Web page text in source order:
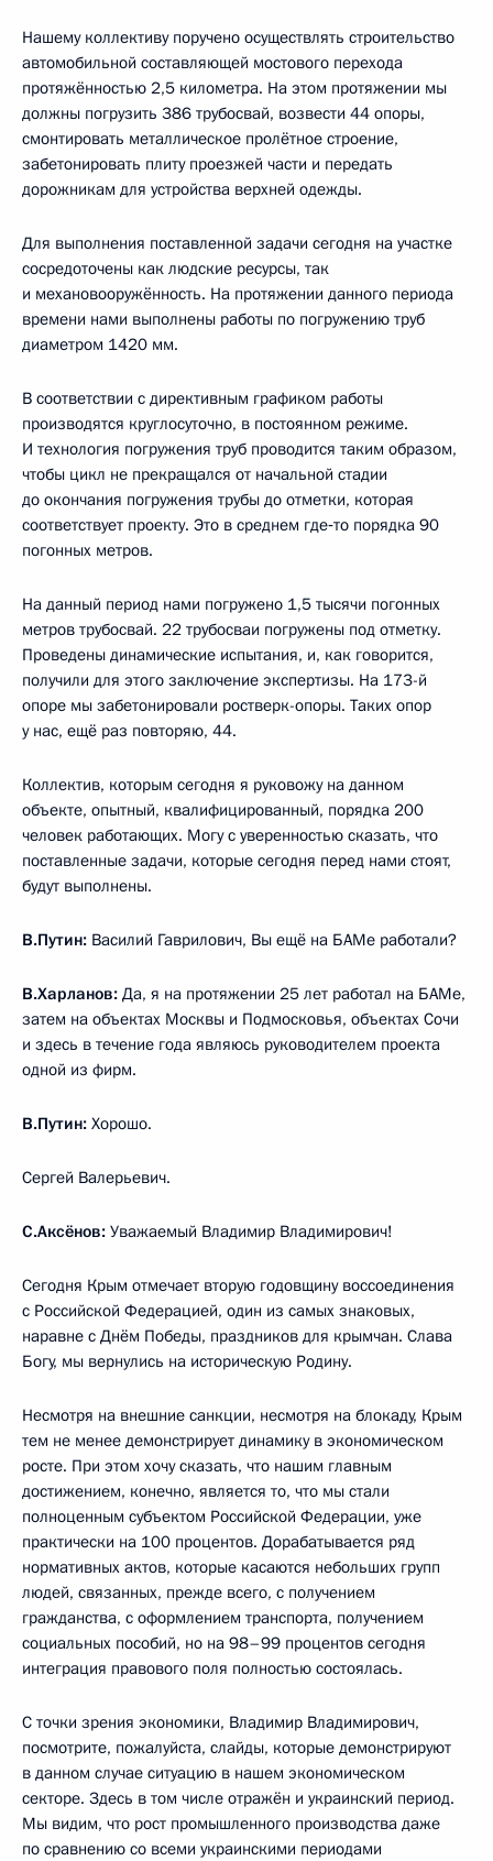
Нашему коллективу поручено осуществлять строительство
автомобильной составляющей мостового перехода
протяжённостью 2,5 километра. На этом протяжении мы
должны погрузить 386 трубосвай, возвести 44 опоры,
смонтировать металлическое пролётное строение,
забетонировать плиту проезжей части и передать
дорожникам для устройства верхней одежды.
Для выполнения поставленной задачи сегодня на участке
сосредоточены как людские ресурсы, так
и механовооружённость. На протяжении данного периода
времени нами выполнены работы по погружению труб
диаметром 1420 мм.
В соответствии с директивным графиком работы
производятся круглосуточно, в постоянном режиме.
И технология погружения труб проводится таким образом,
чтобы цикл не прекращался от начальной стадии
до окончания погружения трубы до отметки, которая
соответствует проекту. Это в среднем где‑то порядка 90
погонных метров.
На данный период нами погружено 1,5 тысячи погонных
метров трубосвай. 22 трубосваи погружены под отметку.
Проведены динамические испытания, и, как говорится,
получили для этого заключение экспертизы. На 173-й
опоре мы забетонировали ростверк-опоры. Таких опор
у нас, ещё раз повторяю, 44.
Коллектив, которым сегодня я руковожу на данном
объекте, опытный, квалифицированный, порядка 200
человек работающих. Могу с уверенностью сказать, что
поставленные задачи, которые сегодня перед нами стоят,
будут выполнены.
В.Путин: Василий Гаврилович, Вы ещё на БАМе работали?
В.Харланов: Да, я на протяжении 25 лет работал на БАМе,
затем на объектах Москвы и Подмосковья, объектах Сочи
и здесь в течение года являюсь руководителем проекта
одной из фирм.
В.Путин: Хорошо.
Сергей Валерьевич.
С.Аксёнов: Уважаемый Владимир Владимирович!
Сегодня Крым отмечает вторую годовщину воссоединения
с Российской Федерацией, один из самых знаковых,
наравне с Днём Победы, праздников для крымчан. Слава
Богу, мы вернулись на историческую Родину.
Несмотря на внешние санкции, несмотря на блокаду, Крым
тем не менее демонстрирует динамику в экономическом
росте. При этом хочу сказать, что нашим главным
достижением, конечно, является то, что мы стали
полноценным субъектом Российской Федерации, уже
практически на 100 процентов. Дорабатывается ряд
нормативных актов, которые касаются небольших групп
людей, связанных, прежде всего, с получением
гражданства, с оформлением транспорта, получением
социальных пособий, но на 98–99 процентов сегодня
интеграция правового поля полностью состоялась.
С точки зрения экономики, Владимир Владимирович,
посмотрите, пожалуйста, слайды, которые демонстрируют
в данном случае ситуацию в нашем экономическом
секторе. Здесь в том числе отражён и украинский период.
Мы видим, что рост промышленного производства даже
по сравнению со всеми украинскими периодами